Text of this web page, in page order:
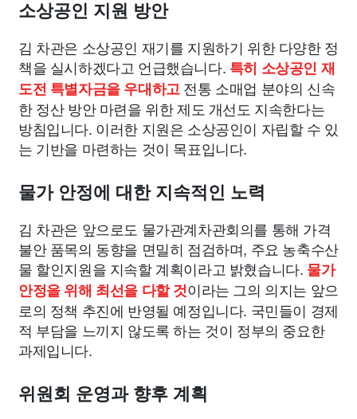
소상공인 지원 방안
김 차관은 소상공인 재기를 지원하기 위한 다양한 정
책을 실시하겠다고 언급했습니다. 특히 소상공인 재
도전 특별자금을 우대하고전통 소매업 분야의 신속
한 정산 방안 마련을 위한 제도 개선도 지속한다는
방침입니다. 이러한 지원은 소상공인이 자립할 수 있
는 기반을 마련하는 것이 목표입니다.
물가 안정에 대한 지속적인 노력
김 차관은 앞으로도 물가관계차관회의를 통해 가격
불안 품목의 동향을 면밀히 점검하며, 주요 농축수산
물 할인지원을 지속할 계획이라고 밝혔습니다. 물가
안정을 위해 최선을 다할 것이라는 그의 의지는 앞으
로의 정책 추진에 반영될 예정입니다. 국민들이 경제
적 부담을 느끼지 않도록 하는 것이 정부의 중요한
과제입니다.
위원회 운영과 향후 계획